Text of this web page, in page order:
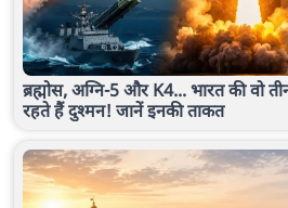
ब्रह्मोस, अग्नि-5 और K4... भारत की वो
रहते हैं दुश्मन! जानें इनकी ताकत